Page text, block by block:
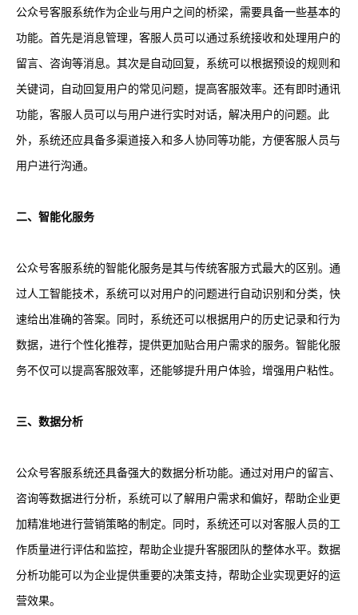
公众号客服系统作为企业与用户之间的桥梁，需要具备一些基本的
功能。首先是消息管理，客服人员可以通过系统接收和处理用户的
留言、咨询等消息。其次是自动回复，系统可以根据预设的规则和
关键词，自动回复用户的常见问题，提高客服效率。还有即时通讯
功能，客服人员可以与用户进行实时对话，解决用户的问题。此
外，系统还应具备多渠道接入和多人协同等功能，方便客服人员与
用户进行沟通。
二、智能化服务
公众号客服系统的智能化服务是其与传统客服方式最大的区别。通
过人工智能技术，系统可以对用户的问题进行自动识别和分类，快
速给出准确的答案。同时，系统还可以根据用户的历史记录和行为
数据，进行个性化推荐，提供更加贴合用户需求的服务。智能化服
务不仅可以提高客服效率，还能够提升用户体验，增强用户粘性。
三、数据分析
公众号客服系统还具备强大的数据分析功能。通过对用户的留言、
咨询等数据进行分析，系统可以了解用户需求和偏好，帮助企业更
加精准地进行营销策略的制定。同时，系统还可以对客服人员的工
作质量进行评估和监控，帮助企业提升客服团队的整体水平。数据
分析功能可以为企业提供重要的决策支持，帮助企业实现更好的运
营效果。